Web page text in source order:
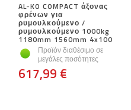
AL-KO COMPACT άξονας
φρένων για
ρυμουλκούμενο /
ρυμουλκούμενο 1000kg
1180mm 1560mm 4x100
Προϊόν διαθέσιμο σε
μεγάλες ποσότητες
617,99 €